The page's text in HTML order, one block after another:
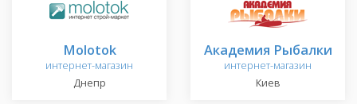
Molotok
интернет-магазин
Днепр
Академия Рыбалки
интернет-магазин
Киев